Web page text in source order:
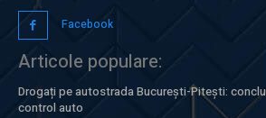
Facebook
Articole populare:
Drogați pe autostrada București-Pitești:
control auto